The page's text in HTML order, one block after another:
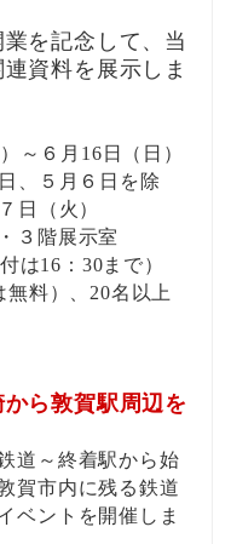
を記念して、当
資料を展示しま
～６月16日（日）
、５月６日を除
７日（火）
３階展示室
は16：30まで）
無料）、20名以上
ら敦賀駅周辺を
道～終着駅から始
賀市内に残る鉄道
ベントを開催しま